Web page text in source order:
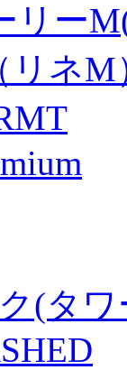
リー
リネM
(タ